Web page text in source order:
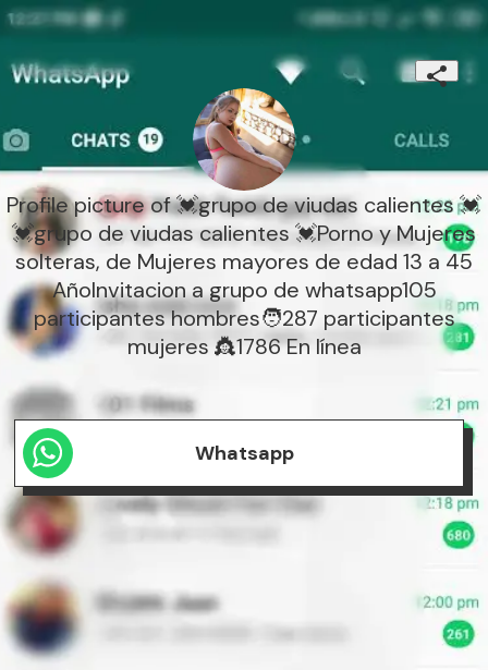
Profile picture of 💓grupo de viudas calientes 💓
💓grupo de viudas calientes 💓Porno y Mujeres
solteras, de Mujeres mayores de edad 13 a 45
AñoInvitacion a grupo de whatsapp105
participantes hombres🧑287 participantes
mujeres 👸1786 En línea
Whatsapp